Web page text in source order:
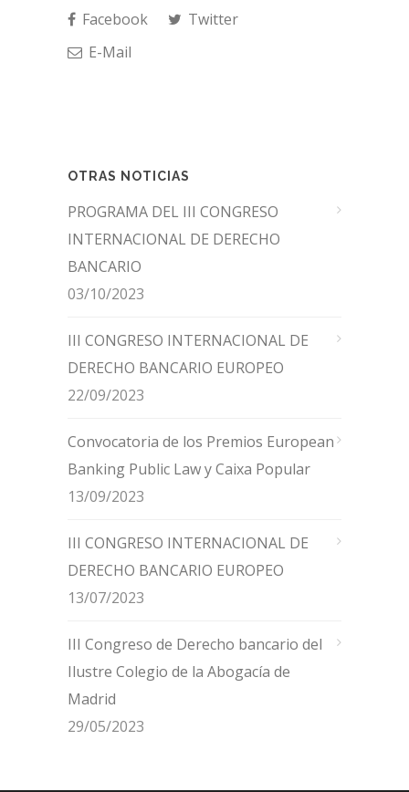
Facebook
Twitter
E-Mail
OTRAS NOTICIAS
PROGRAMA DEL III CONGRESO
INTERNACIONAL DE DERECHO
BANCARIO
03/10/2023
III CONGRESO INTERNACIONAL DE
DERECHO BANCARIO EUROPEO
22/09/2023
Convocatoria de los Premios European
Banking Public Law y Caixa Popular
13/09/2023
III CONGRESO INTERNACIONAL DE
DERECHO BANCARIO EUROPEO
13/07/2023
III Congreso de Derecho bancario del
Ilustre Colegio de la Abogacía de
Madrid
29/05/2023